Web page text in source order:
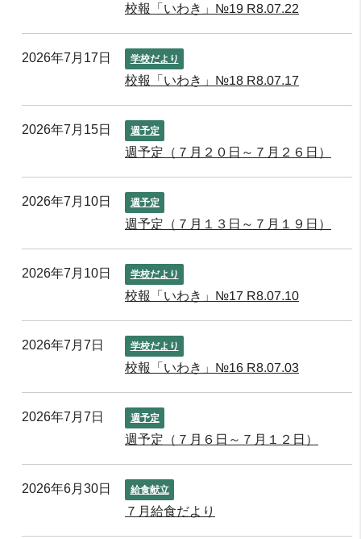
校報「いわき」№19 R8.07.22
2026年7月17日 学校だより
校報「いわき」№18 R8.07.17
2026年7月15日 週予定
週予定（７月２０日～７月２６日）
2026年7月10日 週予定
週予定（７月１３日～７月１９日）
2026年7月10日 学校だより
校報「いわき」№17 R8.07.10
2026年7月7日 学校だより
校報「いわき」№16 R8.07.03
2026年7月7日 週予定
週予定（７月６日～７月１２日）
2026年6月30日 給食献立
７月給食だより